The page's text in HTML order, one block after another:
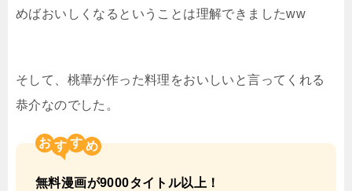
めばおいしくなるということは理解できましたww
そして、桃華が作った料理をおいしいと言ってくれる
恭介なのでした。
お す
無料漫画が9000タイトル以上！